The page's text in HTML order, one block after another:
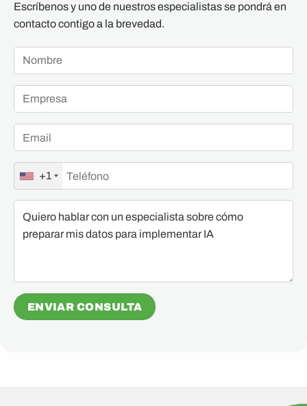
primeros pasos en la integración de la Inteligencia
estructurado y exitoso para alcanzar la competitividad
necesaria en un entorno empresarial cada vez más
exigente.
Escríbenos y uno de nuestros especialistas se pondrá en
contacto contigo a la brevedad.
+1